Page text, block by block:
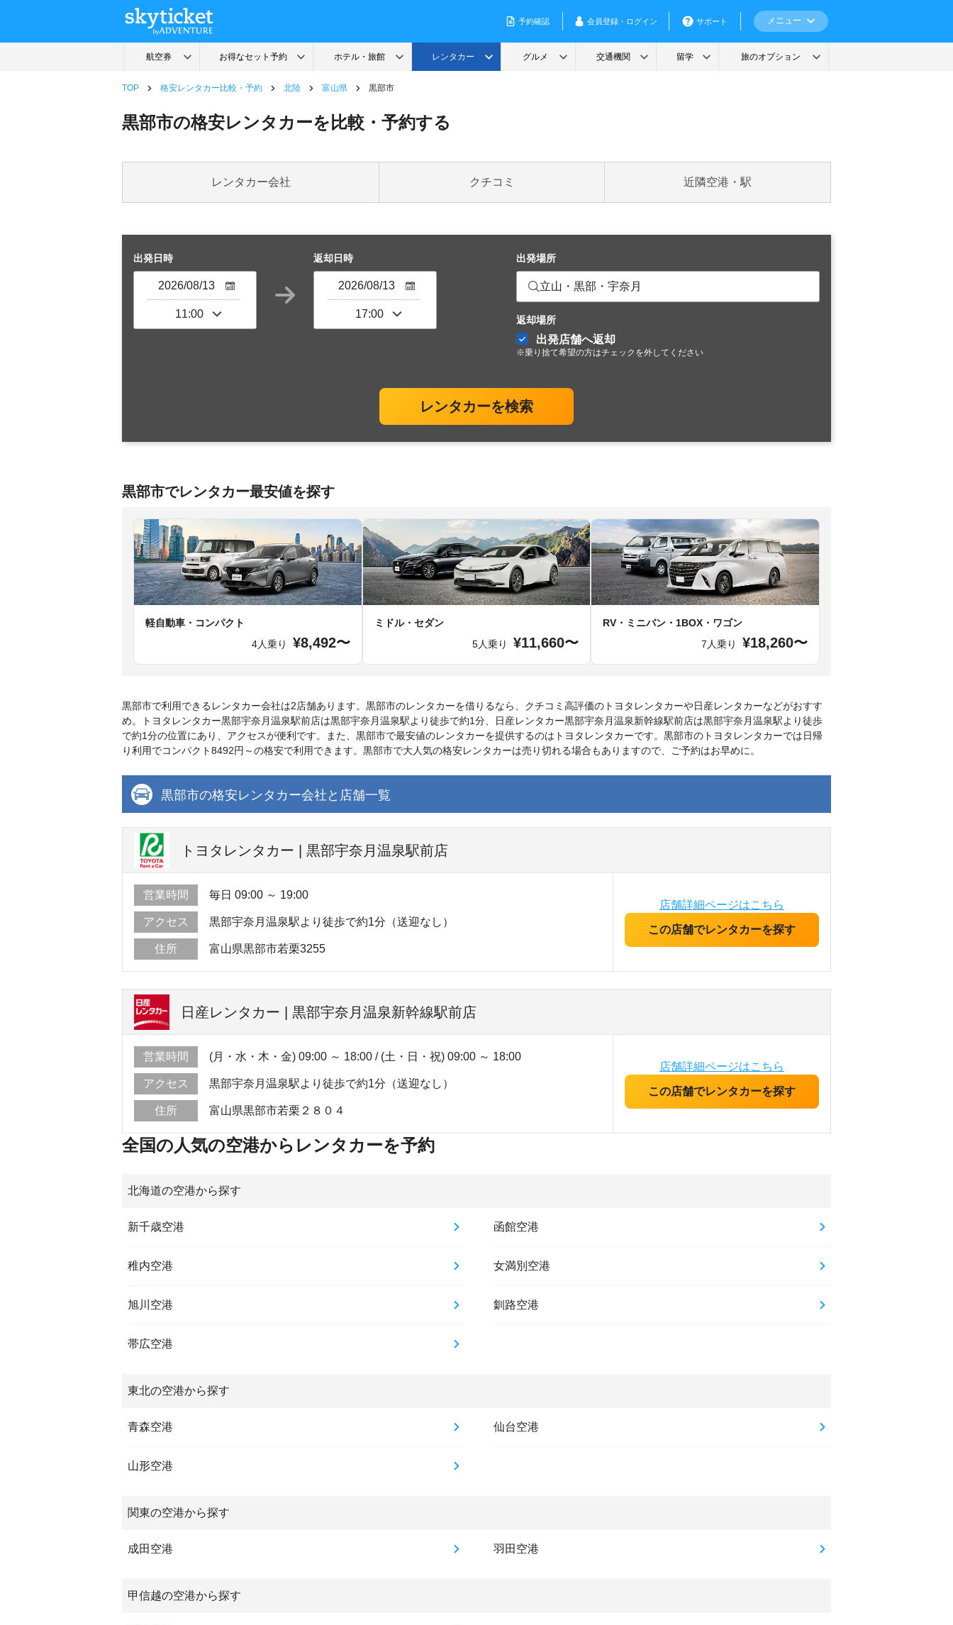
TOP 格安レンタカー比較・予約 北陸 富山県 黒部市
黒部市の格安レンタカーを比較・予約する
レンタカー会社 クチコミ 近隣空港・駅
出発日時 返却日時 出発場所
立山・黒部・宇奈月
返却場所
出発店舗へ返却
※乗り捨て希望の方はチェックを外してください
レンタカーを検索
黒部市でレンタカー最安値を探す
軽自動車・コンパクト
4人乗り
¥8,492〜
ミドル・セダン
5人乗り
¥11,660〜
RV・ミニバン・1BOX・ワゴン
7人乗り
¥18,260〜
黒部市で利用できるレンタカー会社は2店舗あります。黒部市のレンタカーを借りるなら、クチコミ高評価のトヨタレンタカーや日産レンタカーなどがおすす
め。トヨタレンタカー黒部宇奈月温泉駅前店は黒部宇奈月温泉駅より徒歩で約1分、日産レンタカー黒部宇奈月温泉新幹線駅前店は黒部宇奈月温泉駅より徒歩
で約1分の位置にあり、アクセスが便利です。また、黒部市で最安値のレンタカーを提供するのはトヨタレンタカーです。黒部市のトヨタレンタカーでは日帰
り利用でコンパクト8492円～の格安で利用できます。黒部市で大人気の格安レンタカーは売り切れる場合もありますので、ご予約はお早めに。
黒部市の格安レンタカー会社と店舗一覧
トヨタレンタカー | 黒部宇奈月温泉駅前店
営業時間 毎日 09:00 ～ 19:00
アクセス 黒部宇奈月温泉駅より徒歩で約1分（送迎なし）
住所 富山県黒部市若栗3255
店舗詳細ページはこちら
この店舗でレンタカーを探す
日産レンタカー | 黒部宇奈月温泉新幹線駅前店
営業時間 (月・水・木・金) 09:00 ～ 18:00 / (土・日・祝) 09:00 ～ 18:00
アクセス 黒部宇奈月温泉駅より徒歩で約1分（送迎なし）
住所 富山県黒部市若栗２８０４
店舗詳細ページはこちら
この店舗でレンタカーを探す
全国の人気の空港からレンタカーを予約
北海道の空港から探す
新千歳空港 函館空港
稚内空港 女満別空港
旭川空港 釧路空港
帯広空港
東北の空港から探す
青森空港 仙台空港
山形空港
関東の空港から探す
成田空港 羽田空港
甲信越の空港から探す